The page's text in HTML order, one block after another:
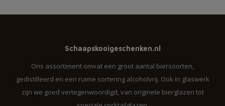
Schaapskooigeschenken.nl
Ons assortiment omvat een groot aantal biersoorten,
gedistilleerd en een ruime sortering alcoholvrij. Ook in glaswerk
zijn we goed vertegenwoordigd, van originele bierglazen tot